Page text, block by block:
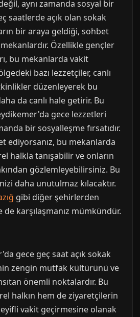
aynı zamanda sosyal bir
saatlerde açık olan sokak
bir araya geldiği, sohbet
Özellikle gençler
bu mekanlarda vakit
bazı lezzetçiler, canlı
düzenleyerek bu
da canlı hale getirir. Bu
gece lezzetleri
bir sosyalleşme fırsatıdır.
ediyorsanız, bu mekanlarda
halkla tanışabilir ve onların
gözlemleyebilirsiniz. Bu
daha unutulmaz kılacaktır.
gibi diğer şehirlerden
karşılaşmanız mümkündür.
gece geç saat açık sokak
zengin mutfak kültürünü ve
önemli noktalardır. Bu
halkın hem de ziyaretçilerin
vakit geçirmesine olanak